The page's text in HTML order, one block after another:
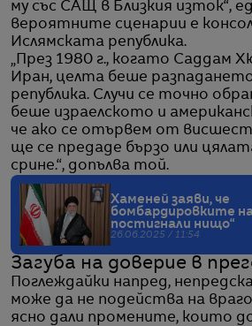
му със САЩ в Близкия изток“,
вероятните сценарии е
Ислямската република.
„През 1980 г., когато Саддам
Иран, целта беше
република. Случи се точно
беше израелското и
че ако се отървем от
ще се предаде бързо или
срине.“, допълва той.
Хаменей заяви, че
бомбардировките
постигнали нищо“
26.06.2025 / 11:54
Загуба на доверие в
Поглеждайки напред,
може да не подейства на
ясно дали промените, които